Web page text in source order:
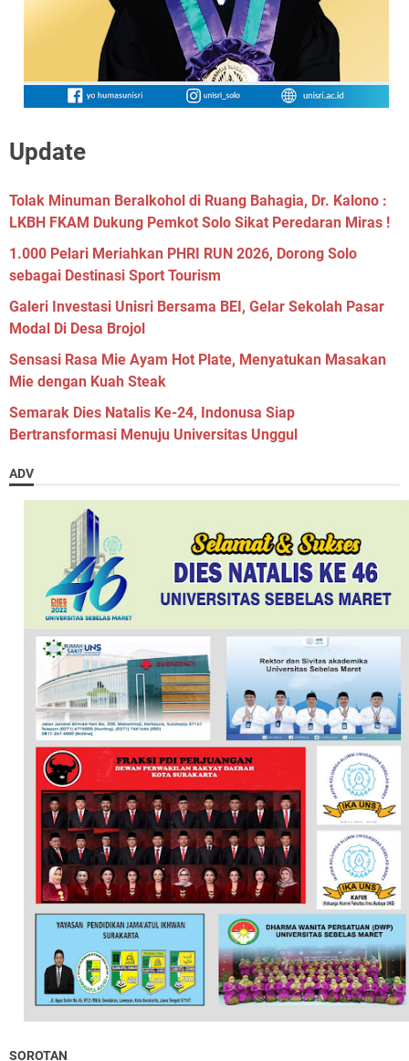
Update
Tolak Minuman Beralkohol di Ruang Bahagia, Dr. Kalono :
LKBH FKAM Dukung Pemkot Solo Sikat Peredaran Miras !
1.000 Pelari Meriahkan PHRI RUN 2026, Dorong Solo
sebagai Destinasi Sport Tourism
Galeri Investasi Unisri Bersama BEI, Gelar Sekolah Pasar
Modal Di Desa Brojol
Sensasi Rasa Mie Ayam Hot Plate, Menyatukan Masakan
Mie dengan Kuah Steak
Semarak Dies Natalis Ke-24, Indonusa Siap
Bertransformasi Menuju Universitas Unggul
ADV
SOROTAN